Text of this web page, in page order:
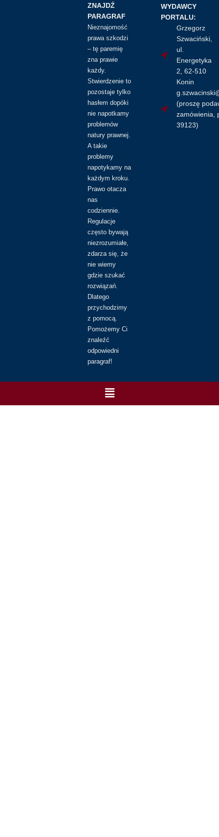
ZNAJDŹ
PARAGRAF
Nieznajomość
prawa szkodzi
– tę paremię
zna prawie
każdy.
Stwierdzenie to
pozostaje tylko
hasłem dopóki
nie napotkamy
problemów
natury prawnej.
A takie
problemy
napotykamy na
każdym kroku.
Prawo otacza
nas
codziennie.
Regulacje
często bywają
niezrozumiałe,
zdarza się, że
nie wiemy
gdzie szukać
rozwiązań.
Dlatego
przychodzimy
z pomocą.
Pomożemy Ci
znaleźć
odpowiedni
paragraf!
WYDAWCY
PORTALU:
Grzegorz
Szwaciński,
ul.
Energetyka
2, 62-510
Konin
(proszę
zamówienia,
39123)
Menu